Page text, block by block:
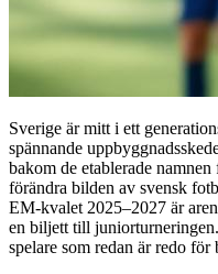
Sverige är mitt i ett
spännande
bakom de etablerade
förändra bilden av svensk
EM-kvalet 2025–2027 är
en biljett till
spelare som redan är redo